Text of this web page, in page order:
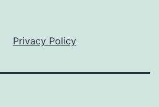
Privacy Policy